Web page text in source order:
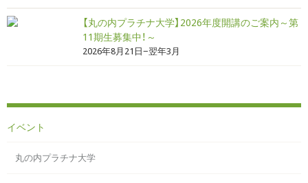
【丸の内プラチナ大学】2026年度開講のご案内～第
11期生募集中！～
2026年8月21日−翌年3月
イベント
丸の内プラチナ大学